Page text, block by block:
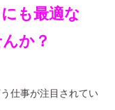
も最適な
か？
仕事が注目されてい